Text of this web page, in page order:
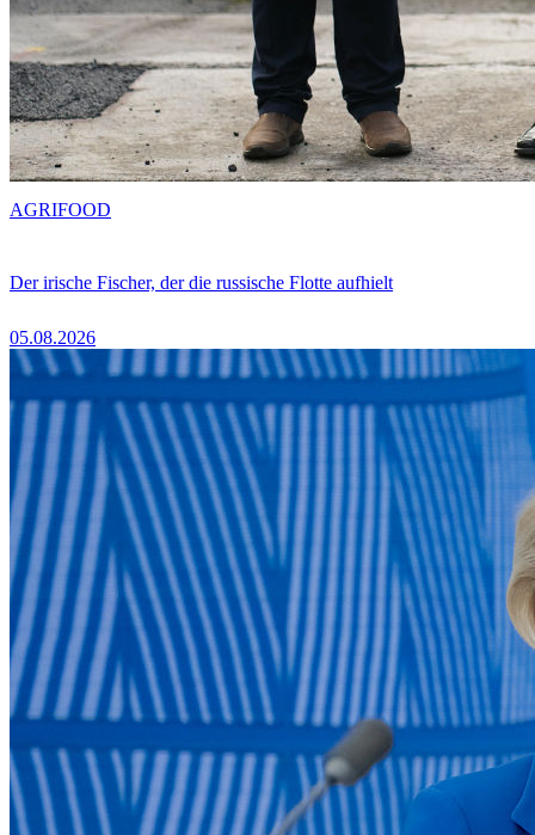
Der irische Fischer, der die russische Flotte aufhielt
05.08.2026
AGRIFOOD